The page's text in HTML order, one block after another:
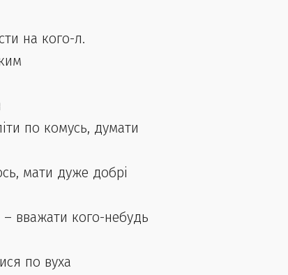
на кого-л.
по комусь, думати
мати дуже добрі
– вважати кого-небудь
по вуха